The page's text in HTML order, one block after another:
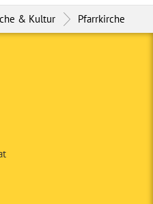
& Kultur Pfarrkirche